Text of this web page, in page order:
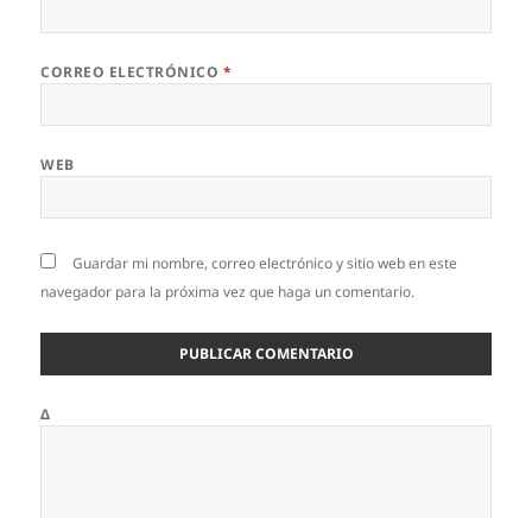
CORREO ELECTRÓNICO *
WEB
Guardar mi nombre, correo electrónico y sitio web en este
navegador para la próxima vez que haga un comentario.
Δ